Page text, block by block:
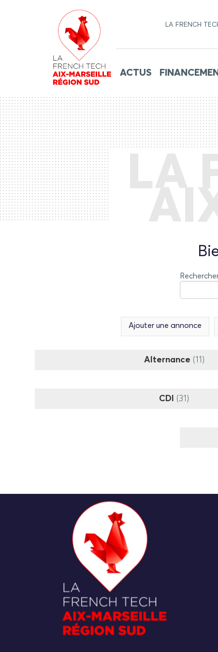
LA FRENCH
ACTUS
LA
Ajouter une annonce
Alternance (11)
CDI (31)